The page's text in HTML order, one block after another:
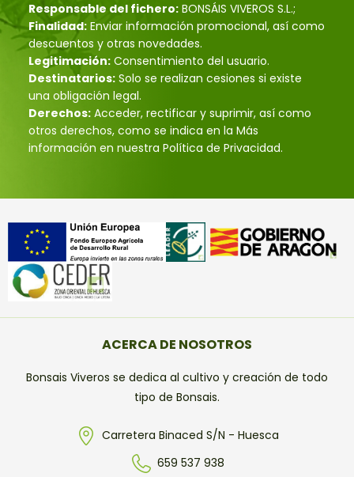
Responsable del fichero: BONSÁIS VIVEROS S.L.;
Finalidad: Enviar información promocional, así como
descuentos y otras novedades.
Legitimación: Consentimiento del usuario.
Destinatarios: Solo se realizan cesiones si existe
una obligación legal.
Derechos: Acceder, rectificar y suprimir, así como
otros derechos, como se indica en la Más
información en nuestra Política de Privacidad.
ACERCA DE NOSOTROS
Bonsais Viveros se dedica al cultivo y creación de todo
tipo de Bonsais.
Carretera Binaced S/N - Huesca
659 537 938